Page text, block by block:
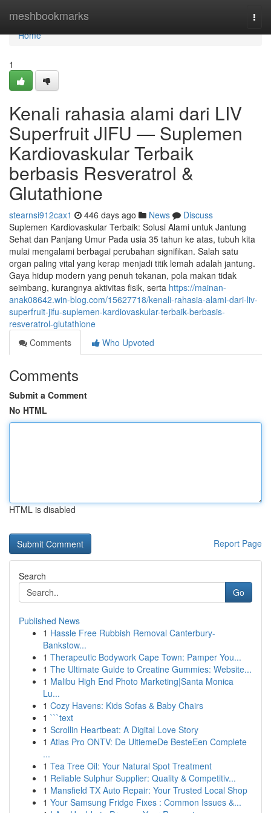
meshbookmarks
Home
Home
1
Kenali rahasia alami dari LIV
Superfruit JIFU — Suplemen
Kardiovaskular Terbaik
berbasis Resveratrol &
Glutathione
stearnsi912cax1 446 days ago News
Discuss
Suplemen Kardiovaskular Terbaik: Solusi Alami untuk Jantung
Sehat dan Panjang Umur Pada usia 35 tahun ke atas, tubuh kita
mulai mengalami berbagai perubahan signifikan. Salah satu
organ paling vital yang kerap menjadi titik lemah adalah jantung.
Gaya hidup modern yang penuh tekanan, pola makan tidak
seimbang, kurangnya aktivitas fisik, serta https://mainan-
anak08642.win-blog.com/15627718/kenali-rahasia-alami-dari-liv-
superfruit-jifu-suplemen-kardiovaskular-terbaik-berbasis-
resveratrol-glutathione
Comments
Who Upvoted
Comments
Submit a Comment
No HTML
HTML is disabled
Report Page
Search
Go
Published News
1 Hassle Free Rubbish Removal Canterbury-
Bankstow...
1 Therapeutic Bodywork Cape Town: Pamper You...
1 The Ultimate Guide to Creatine Gummies: Website...
1 Malibu High End Photo Marketing|Santa Monica
Lu...
1 Cozy Havens: Kids Sofas & Baby Chairs
1 ```text
1 Scrollin Heartbeat: A Digital Love Story
1 Atlas Pro ONTV: De UltiemeDe BesteEen Complete
...
1 Tea Tree Oil: Your Natural Spot Treatment
1 Reliable Sulphur Supplier: Quality & Competitiv...
1 Mansfield TX Auto Repair: Your Trusted Local Shop
1 Your Samsung Fridge Fixes : Common Issues &...